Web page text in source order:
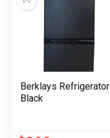
Berklays Refrigerator
Black